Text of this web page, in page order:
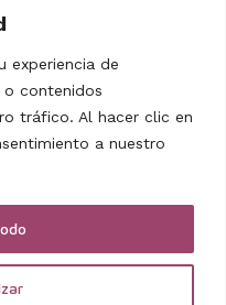
experiencia de
o contenidos
tráfico. Al hacer clic en
a nuestro
Mastodon